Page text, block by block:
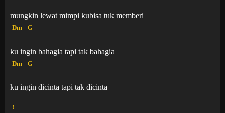
mungkin lewat mimpi kubisa tuk memberi
Dm G
ku ingin bahagia tapi tak bahagia
Dm G
ku ingin dicinta tapi tak dicinta
!